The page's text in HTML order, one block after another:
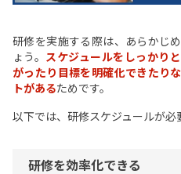
研修を実施する際は、あらかじ
ょう。 スケジュールをしっかり
がったり目標を明確化できたり
トがあるためです。
以下では、研修スケジュールが必
研修を効率化できる